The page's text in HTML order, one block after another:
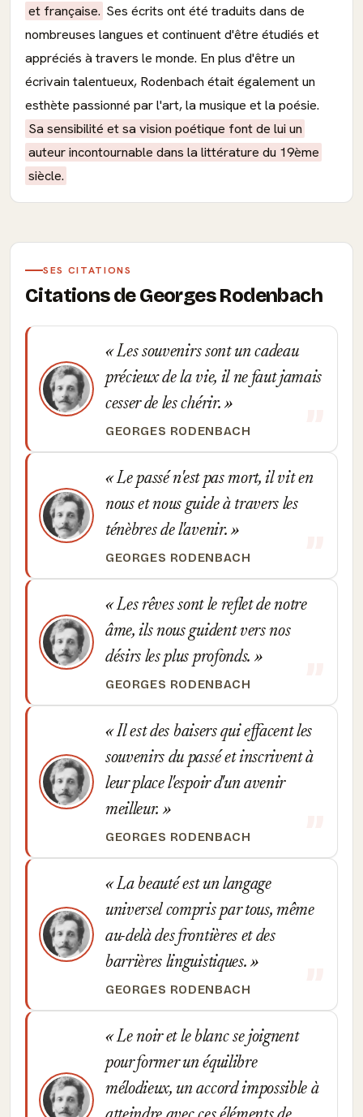
et française. Ses écrits ont été traduits dans de
nombreuses langues et continuent d'être étudiés et
appréciés à travers le monde. En plus d'être un
écrivain talentueux, Rodenbach était également un
esthète passionné par l'art, la musique et la poésie.
Sa sensibilité et sa vision poétique font de lui un
auteur incontournable dans la littérature du 19ème
siècle.
SES CITATIONS
Citations de Georges Rodenbach
Les souvenirs sont un cadeau
précieux de la vie, il ne faut jamais
cesser de les chérir.
GEORGES RODENBACH
Le passé n'est pas mort, il vit en
nous et nous guide à travers les
ténèbres de l'avenir.
GEORGES RODENBACH
Les rêves sont le reflet de notre
âme, ils nous guident vers nos
désirs les plus profonds.
GEORGES RODENBACH
Il est des baisers qui effacent les
souvenirs du passé et inscrivent à
leur place l'espoir d'un avenir
meilleur.
GEORGES RODENBACH
La beauté est un langage
universel compris par tous, même
au-delà des frontières et des
barrières linguistiques.
GEORGES RODENBACH
Le noir et le blanc se joignent
pour former un équilibre
mélodieux, un accord impossible à